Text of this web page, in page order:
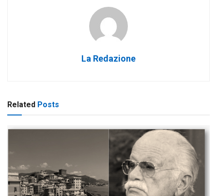
La Redazione
Related Posts